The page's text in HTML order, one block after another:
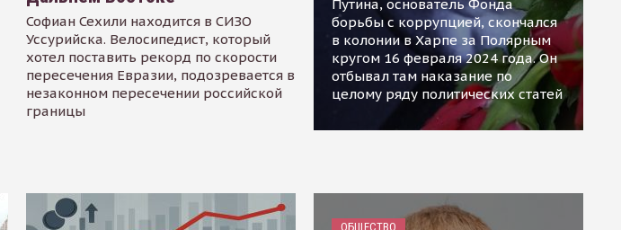
Софиан Сехили находится в СИЗО
Уссурийска. Велосипедист, который
хотел поставить рекорд по скорости
пересечения Евразии, подозревается в
незаконном пересечении российской
границы
Путина, основатель Фонда
борьбы с коррупцией, скончался
в колонии в Харпе за Полярным
кругом 16 февраля 2024 года. Он
отбывал там наказание по
целому ряду политических статей
ОБЩЕСТВО